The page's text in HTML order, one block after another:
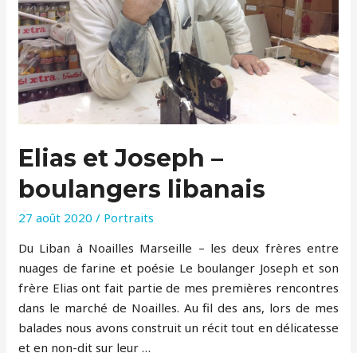
Elias et Joseph –
boulangers libanais
27 août 2020 / Portraits
Du Liban à Noailles Marseille – les deux frères entre
nuages de farine et poésie Le boulanger Joseph et son
frère Elias ont fait partie de mes premières rencontres
dans le marché de Noailles. Au fil des ans, lors de mes
balades nous avons construit un récit tout en délicatesse
et en non-dit sur leur …